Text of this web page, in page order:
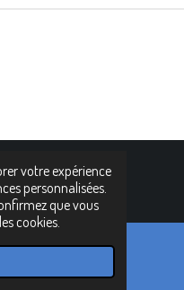
votre expérience
personnalisées.
que vous
cookies.